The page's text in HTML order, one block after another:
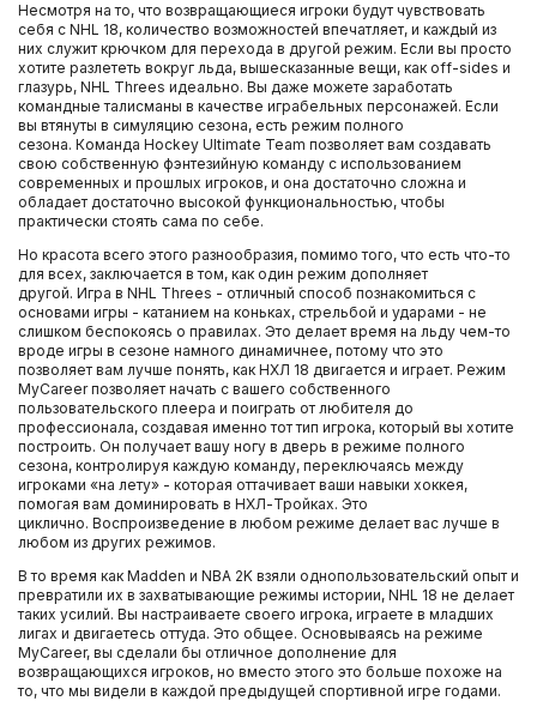
Несмотря на то, что возвращающиеся игроки будут чувствовать
себя с NHL 18, количество возможностей впечатляет, и каждый из
них служит крючком для перехода в другой режим. Если вы просто
хотите разлететь вокруг льда, вышесказанные вещи, как off-sides и
глазурь, NHL Threes идеально. Вы даже можете заработать
командные талисманы в качестве играбельных персонажей. Если
вы втянуты в симуляцию сезона, есть режим полного
сезона. Команда Hockey Ultimate Team позволяет вам создавать
свою собственную фэнтезийную команду с использованием
современных и прошлых игроков, и она достаточно сложна и
обладает достаточно высокой функциональностью, чтобы
практически стоять сама по себе.
Но красота всего этого разнообразия, помимо того, что есть что-то
для всех, заключается в том, как один режим дополняет
другой. Игра в NHL Threes - отличный способ познакомиться с
основами игры - катанием на коньках, стрельбой и ударами - не
слишком беспокоясь о правилах. Это делает время на льду чем-то
вроде игры в сезоне намного динамичнее, потому что это
позволяет вам лучше понять, как НХЛ 18 двигается и играет. Режим
MyCareer позволяет начать с вашего собственного
пользовательского плеера и поиграть от любителя до
профессионала, создавая именно тот тип игрока, который вы хотите
построить. Он получает вашу ногу в дверь в режиме полного
сезона, контролируя каждую команду, переключаясь между
игроками «на лету» - которая оттачивает ваши навыки хоккея,
помогая вам доминировать в НХЛ-Тройках. Это
циклично. Воспроизведение в любом режиме делает вас лучше в
любом из других режимов.
В то время как Madden и NBA 2K взяли однопользовательский опыт и
превратили их в захватывающие режимы истории, NHL 18 не делает
таких усилий. Вы настраиваете своего игрока, играете в младших
лигах и двигаетесь оттуда. Это общее. Основываясь на режиме
MyCareer, вы сделали бы отличное дополнение для
возвращающихся игроков, но вместо этого это больше похоже на
то, что мы видели в каждой предыдущей спортивной игре годами.